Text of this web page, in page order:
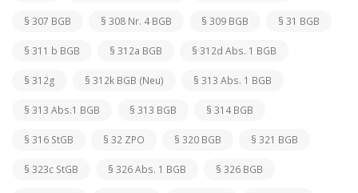
§ 307 BGB § 308 Nr. 4 BGB § 309 BGB § 31 BGB
§ 311 b BGB § 312a BGB § 312d Abs. 1 BGB
§ 312g § 312k BGB (Neu) § 313 Abs. 1 BGB
§ 313 Abs.1 BGB § 313 BGB § 314 BGB
§ 316 StGB § 32 ZPO § 320 BGB § 321 BGB
§ 323c StGB § 326 Abs. 1 BGB § 326 BGB